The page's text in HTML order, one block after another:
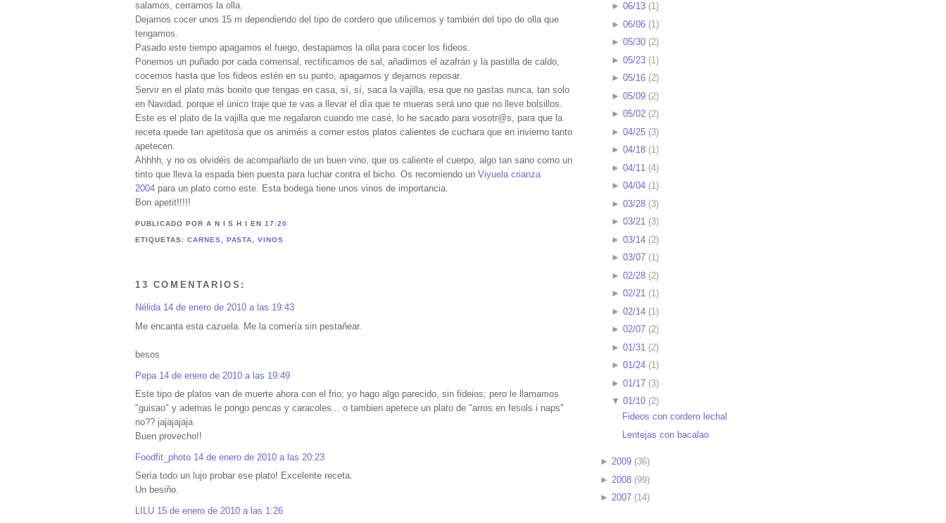
salamos, cerramos la olla.
Dejamos cocer unos 15 m dependiendo del tipo de cordero que utilicemos y también del tipo de olla que
tengamos.
Pasado este tiempo apagamos el fuego, destapamos la olla para cocer los fideos.
Ponemos un puñado por cada comensal, rectificamos de sal, añadimos el azafrán y la pastilla de caldo,
cocemos hasta que los fideos estén en su punto, apagamos y dejamos reposar.
Servir en el plato más bonito que tengas en casa, sí, sí, saca la vajilla, esa que no gastas nunca, tan solo
en Navidad, porque el único traje que te vas a llevar el día que te mueras será uno que no lleve bolsillos.
Este es el plato de la vajilla que me regalaron cuando me casé, lo he sacado para vosotr@s, para que la
receta quede tan apetitosa que os animéis a comer estos platos calientes de cuchara que en invierno tanto
apetecen.
Ahhhh, y no os olvidéis de acompañarlo de un buen vino, que os caliente el cuerpo, algo tan sano como un
tinto que lleva la espada bien puesta para luchar contra el bicho. Os recomiendo un Viyuela crianza
2004 para un plato como este. Esta bodega tiene unos vinos de importancia.
Bon apetit!!!!!
PUBLICADO POR A N I S H IEN17:20
ETIQUETAS: CARNES PASTA ,VINOS
13 COMENTARIOS:
Nélida 14 de enero de 2010 a las 19:43
Me encanta esta cazuela. Me la comería sin pestañear.
besos
Pepa 14 de enero de 2010 a las 19:49
Este tipo de platos van de muerte ahora con el frio; yo hago algo parecido, sin fideios; pero le llamamos
"guisao" y ademas le pongo pencas y caracoles... o tambien apetece un plato de "arros en fesols i naps"
no?? jajajajaja
Buen provecho!!
Foodfit_photo 14 de enero de 2010 a las 20:23
Sería todo un lujo probar ese plato! Excelente receta.
Un besiño.
LILU 15 de enero de 2010 a las 1:26
► 06/13(1)
► 06/06(1)
► 05/30(2)
► 05/23(1)
► 05/16(2)
► 05/09(2)
► 05/02(2)
► 04/25(3)
► 04/18(1)
► 04/11 (4)
► 04/04(1)
► 03/28(3)
► 03/21(3)
► 03/14(2)
► 03/07(1)
► 02/28(2)
► 02/21(1)
► 02/14(1)
► 02/07(2)
► 01/31 (2)
► 01/24(1)
► 01/17(3)
▼ 01/10(2)
Fideos con cordero lechal
Lentejas con bacalao
► 2009 (36)
► 2008 (99)
► 2007 (14)